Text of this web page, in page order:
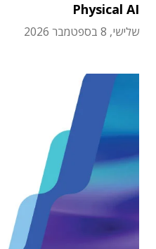
Physical AI
שלישי, 8 בספטמבר 2026